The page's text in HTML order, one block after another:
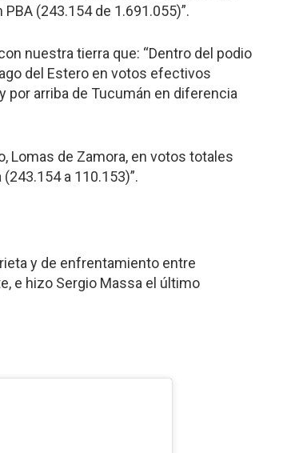
(243.154 de 1.691.055)”.
nuestra tierra que: “Dentro del podio
del Estero en votos efectivos
por arriba de Tucumán en diferencia
Lomas de Zamora, en votos totales
a 110.153)”.
y de enfrentamiento entre
e hizo Sergio Massa el último